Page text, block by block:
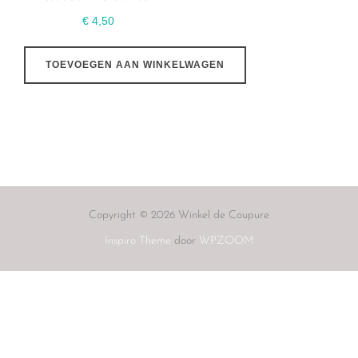
€ 4,50
TOEVOEGEN AAN WINKELWAGEN
Copyright © 2026 Winkel de Coupure
Inspiro Theme door WPZOOM